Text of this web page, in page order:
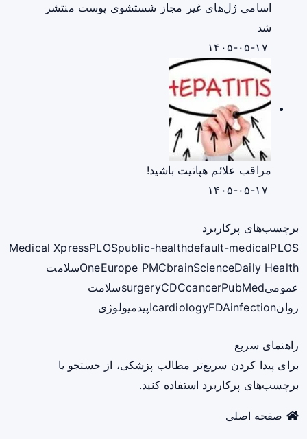
اسامی ژل‌های غیر مجاز شستشوی پوست منتشر
شد
مراقب علائم هپاتیت باشید!
برچسب‌های پرکاربرد
Medical XpressPLOSpublic-healthdefault-medicalPLOS
OneEurope PMCbrainScienceDaily Health
سلامت
عمومی
surgeryCDCcancerPubMed
سلامت
روان
cardiologyFDAinfection اپیدمیولوژی
راهنمای سریع
برای پیدا کردن سریع‌تر مطالب پزشکی، از جستجو یا
برچسب‌های پرکاربرد استفاده کنید.
صفحه اصلی